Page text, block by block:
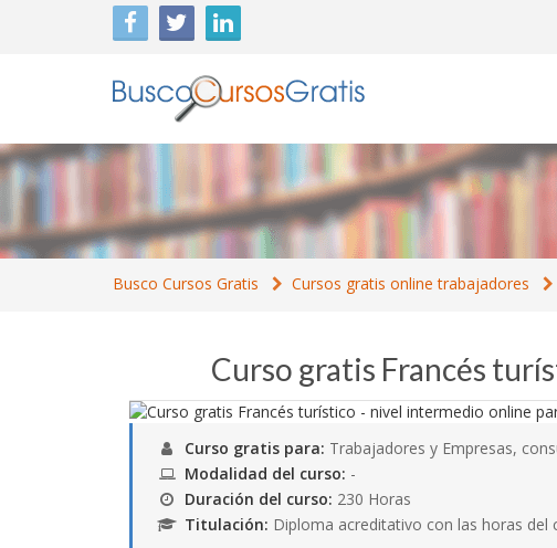
Busco Cursos Gratis Cursos gratis online trabajadores
Curso gratis Francés
Curso gratis para: Trabajadores y Empresas,
Modalidad del curso: -
Duración del curso: 230 Horas
Titulación: Diploma acreditativo con las horas del